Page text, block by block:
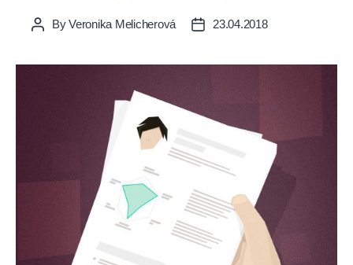
PostByVeronika Melicherová
Post23.04.2018